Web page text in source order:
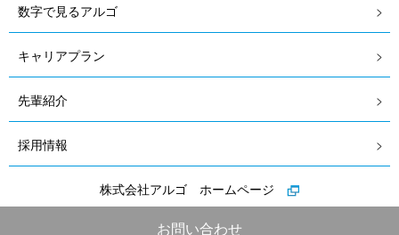
数字で見るアルゴ
キャリアプラン
先輩紹介
採用情報
株式会社アルゴ ホームページ
お問い合わせ